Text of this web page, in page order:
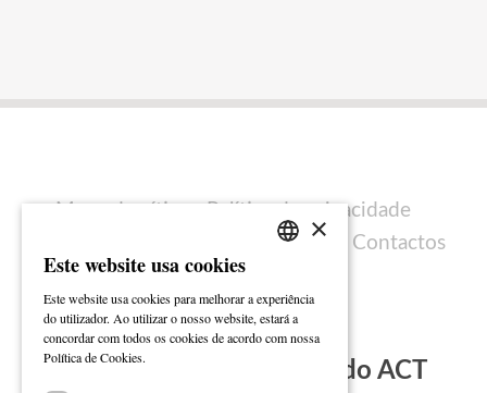
Mapa do sítio
Política de privacidade
Ficha técnica Contactos
Subscreva a Newsletter do ACT
ENGLISH
×
Este website usa cookies
Este website usa cookies para melhorar a experiência
do utilizador. Ao utilizar o nosso website, estará a
concordar com todos os cookies de acordo com nossa
Política de Cookies.